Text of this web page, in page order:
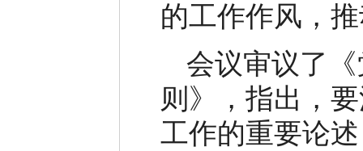
的工作作风，
会议审议了
则》，指出，
工作的重要论